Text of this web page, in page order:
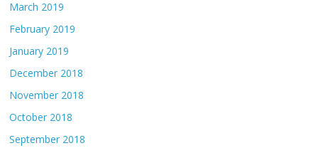
March 2019
February 2019
January 2019
December 2018
November 2018
October 2018
September 2018